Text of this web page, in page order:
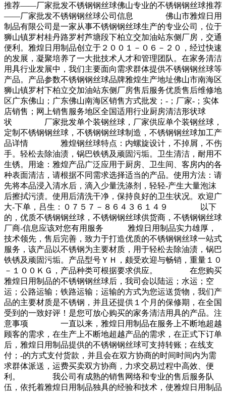
推荐——厂家批发不锈钢钢丝球佛山专业的不锈钢钢丝球推荐
——厂家批发不锈钢钢丝球公司信息 佛山市雅煌日用
制品有限公司是一家从事不锈钢钢丝球生产的专业公司，位于
狮山镇罗村桂丹路罗村芦塘段下柏立交加油站东侧厂房，交通
便利。雅煌日用制品创立于２００１－０６－２０，经过快速
的发展，凝聚培养了一大批技术人才和管理团队。在家务清洁
用具行业发展中，我们主要面向需求群体提供不锈钢钢丝球等
产品。产品参数不锈钢钢丝球品牌雅煌生产地址佛山市南海区
狮山镇罗村下柏立交加油站东侧厂房售后服务优质售后维修地
区广东佛山；广东佛山南海区销售方式批发；-；厂家-；实体
店销售；网上销售服务地区全国适用行业厨房清洁形状球
状 厂家批发单个装钢丝球，厂家供应单个装钢丝球，
定制不锈钢钢丝球，不锈钢钢丝球制造，不锈钢钢丝球加工产
品详情 雅煌钢丝球特点：内螺旋设计，不掉屑，不伤
手。轻松去除油渍，锅巴铁锈及顽固污垢。卫生清洁，耐用不
生锈。用途：雅煌产品广泛应用于厨房、卫生间、客房内的各
种表面清洁，请根据不同需求选择适当的产品。使用方法：请
先将本品浸入清水后，滴入少量洗涤剂，轻轻-产生大量泡沫
后擦拭污渍。使用后清洗干净，保持良好的卫生状况。欢迎广
大-下单，吕生：０７５７－８６４３６１４９ 以下
的，优质不锈钢钢丝球，不锈钢钢丝球供货商，不锈钢钢丝球
厂商-信息应该对您有用服务 雅煌日用制品实力雄厚，
技术领先，售后完善，致力于打造优质的不锈钢钢丝球一站式
服务，该产品以不锈钢为主要材质，用于轻松去除油渍，锅巴
铁锈及顽固污垢。产品型号ＹＨ，颇受欢迎与畅销，重量１０
－１００ＫＧ，产品种类可根据要求供应。 在您购买
雅煌日用制品的不锈钢钢丝球后，我司会以陆运；水运；空
运；公路运输；铁路运输；运输的方式为您运送货物，我们产
品的主要材质是不锈钢，并且还提供１个月的保修期，在全国
受到的一致好评！是您可放心购买的家务清洁用具的产品。注
意事项 一直以来，雅煌日用制品在服务上不断地超越
顾客的需求，在生产上不断地超越产品的需求，在正式下订单
后，雅煌日用制品提供的不锈钢钢丝球可支持转账；在线支
付；-的方式支付货款，并且会在双方协商的时间时间内为需
求群体派送，运费买卖双方协商，力求交易过程中高效、便
利。 我公司有成熟的销售网络和专业的售后服务队
伍，依托着雅煌日用制品独具的经验和技术，使雅煌日用制品